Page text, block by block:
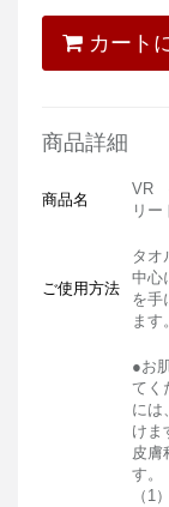
カート
商品詳細
商品名
VR
リー
ご使用方法
タオ
中心
を手
ます。
●お
てく
には
けま
皮膚
す。
（1